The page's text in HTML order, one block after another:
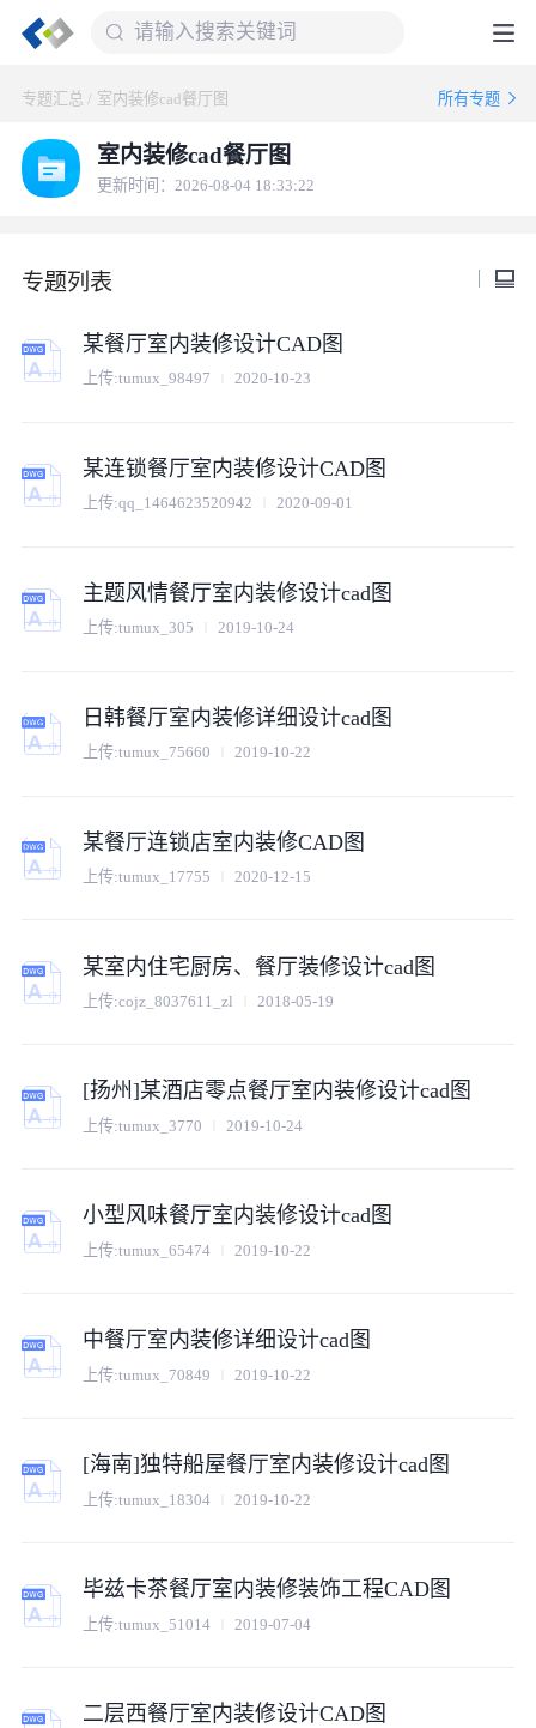
专题汇总 / 室内装修cad餐厅图 所有专题
室内装修cad餐厅图
更新时间：2026-08-04 18:33:22
专题列表
某餐厅室内装修设计CAD图
上传:tumux_98497 2020-10-23
某连锁餐厅室内装修设计CAD图
上传:qq_1464623520942 2020-09-01
主题风情餐厅室内装修设计cad图
上传:tumux_305 2019-10-24
日韩餐厅室内装修详细设计cad图
上传:tumux_75660 2019-10-22
某餐厅连锁店室内装修CAD图
上传:tumux_17755 2020-12-15
某室内住宅厨房、餐厅装修设计cad图
上传:cojz_8037611_zl 2018-05-19
[扬州]某酒店零点餐厅室内装修设计cad图
上传:tumux_3770 2019-10-24
小型风味餐厅室内装修设计cad图
上传:tumux_65474 2019-10-22
中餐厅室内装修详细设计cad图
上传:tumux_70849 2019-10-22
[海南]独特船屋餐厅室内装修设计cad图
上传:tumux_18304 2019-10-22
毕兹卡茶餐厅室内装修装饰工程CAD图
上传:tumux_51014 2019-07-04
二层西餐厅室内装修设计CAD图